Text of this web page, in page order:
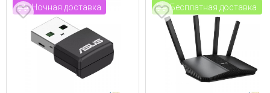
Ночная доставка Бесплатная доставка